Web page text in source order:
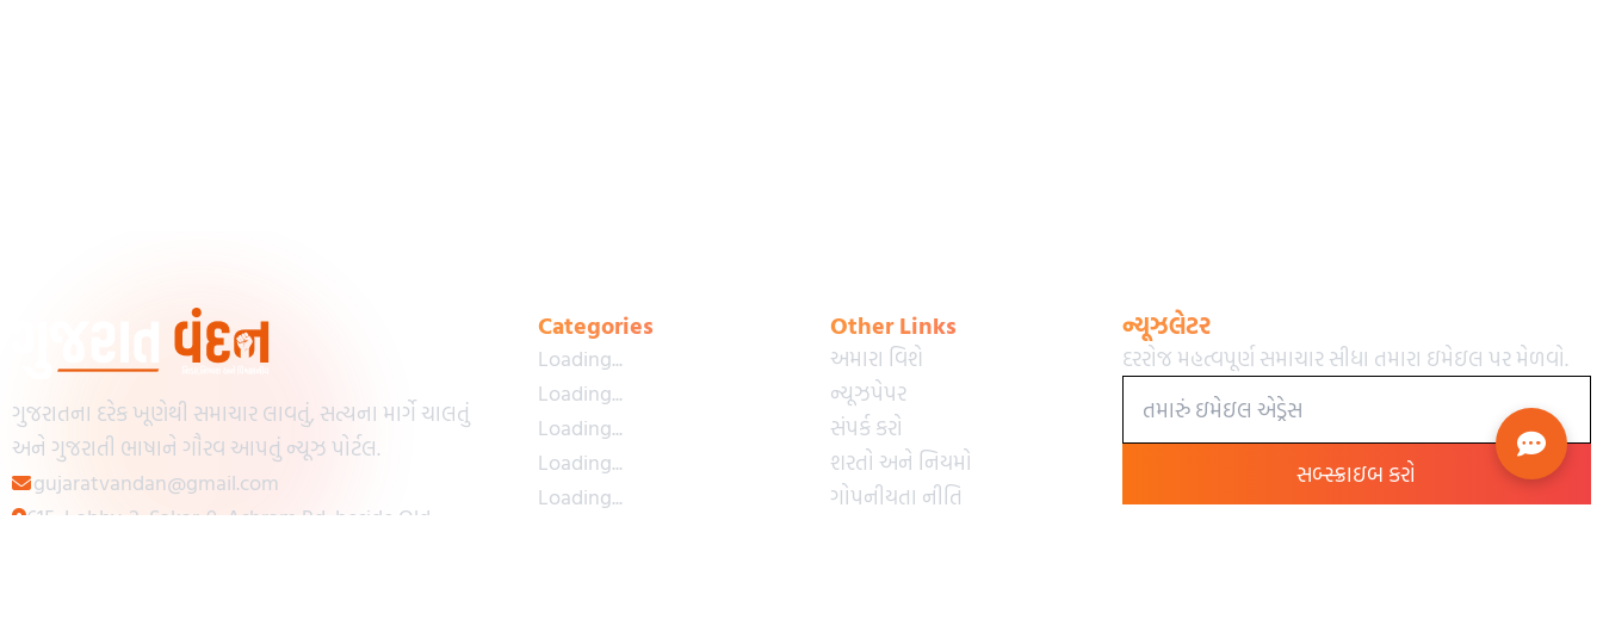
ગુજરાતના દરેક ખૂણેથી સમાચાર લાવતું, સત્યના માર્ગે ચાલતું
અને ગુજરાતી ભાષાને ગૌરવ આપતું ન્યૂઝ પોર્ટલ.
gujaratvandan@gmail.com
615, Lobby-2, Sakar-9, Ashram Rd, beside Old
Categories
Loading...
Loading...
Loading...
Loading...
Loading...
Other Links
અમારા વિશે
ન્યૂઝપેપર
સંપર્ક કરો
શરતો અને નિયમો
ગોપનીયતા નીતિ
ન્યૂઝલેટર
દરરોજ મહત્વપૂર્ણ સમાચાર સીધા તમારા ઇમેઇલ પર મેળવો.
સબ્સ્ક્રાઇબ કરો